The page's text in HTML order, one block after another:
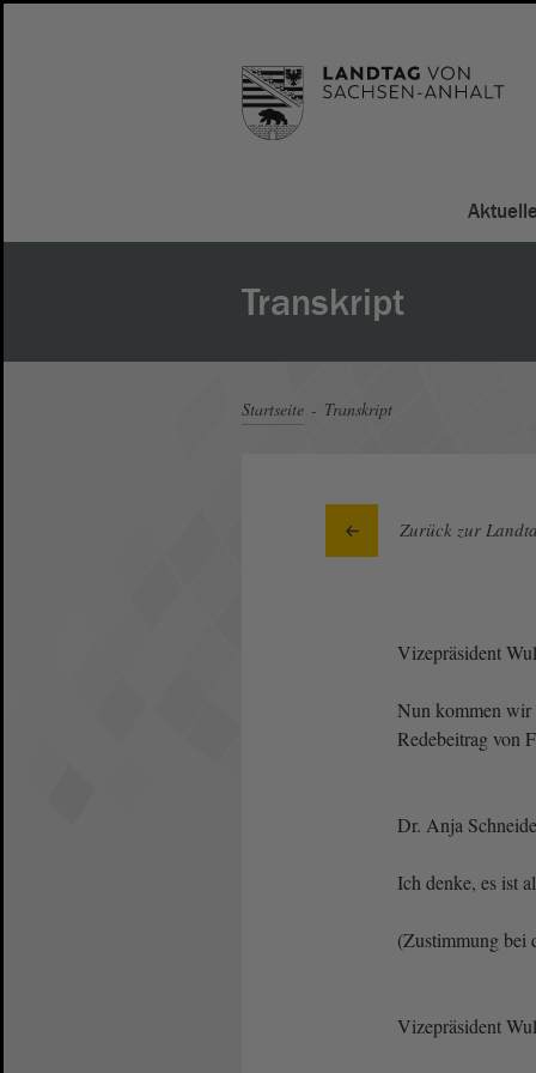
Transkript
Startseite Transkript
Zurück zur
Vizepräsident
Nun kommen wir
Redebeitrag von
Dr. Anja
Ich denke, es ist
(Zustimmung bei
Vizepräsident